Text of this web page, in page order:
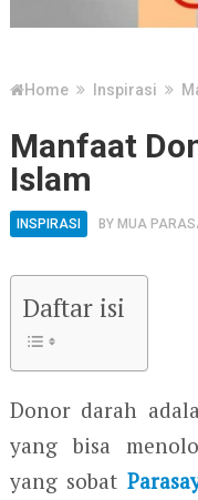
Home Inspirasi
Manfaat
Islam
INSPIRASI BY MUA
Daftar isi
Donor darah
yang bisa
yang sobat